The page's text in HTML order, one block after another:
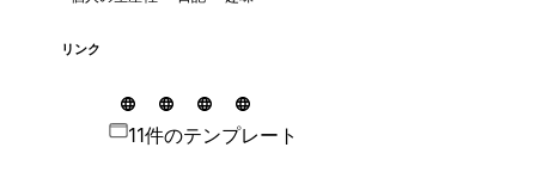
リンク
11件のテンプレート